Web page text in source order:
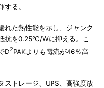
する。
た熱性能を示し、ジャンク
抗を0.25℃/Wに抑える。こ
D2PAKよりも電流が46％高
トレージ、UPS、高強度放